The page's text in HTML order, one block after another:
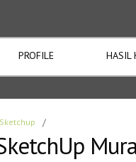
PROFILE HASIL
/